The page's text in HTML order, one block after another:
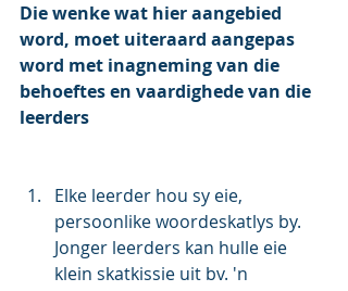
Die wenke wat hier aangebied
word, moet uiteraard aangepas
word met inagneming van die
behoeftes en vaardighede van die
leerders
Elke leerder hou sy eie,
persoonlike woordeskatlys by.
Jonger leerders kan hulle eie
klein skatkissie uit bv. 'n